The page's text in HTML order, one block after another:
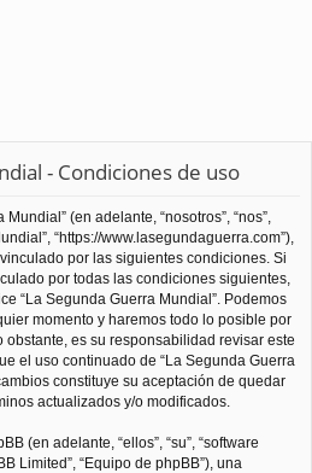
- Condiciones de uso
(en adelante, “nosotros”, “nos”,
“https://www.lasegundaguerra.com”),
por las siguientes condiciones. Si
por todas las condiciones siguientes,
“La Segunda Guerra Mundial”. Podemos
momento y haremos todo lo posible por
es su responsabilidad revisar este
el uso continuado de “La Segunda Guerra
constituye su aceptación de quedar
actualizados y/o modificados.
(en adelante, “ellos”, “su”, “software
Limited”, “Equipo de phpBB”), una